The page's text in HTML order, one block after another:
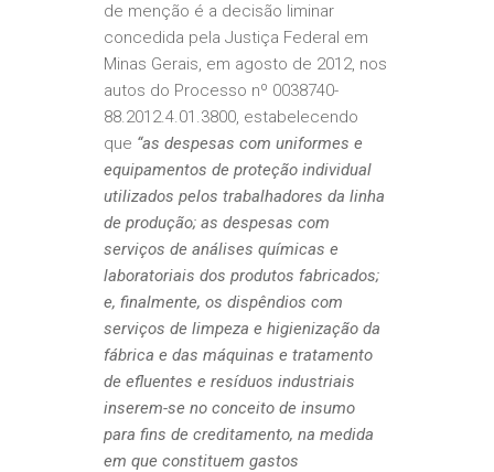
de menção é a decisão liminar
concedida pela Justiça Federal em
Minas Gerais, em agosto de 2012, nos
autos do Processo nº 0038740-
88.2012.4.01.3800, estabelecendo
que “as despesas com uniformes e
equipamentos de proteção individual
utilizados pelos trabalhadores da linha
de produção; as despesas com
serviços de análises químicas e
laboratoriais dos produtos fabricados;
e, finalmente, os dispêndios com
serviços de limpeza e higienização da
fábrica e das máquinas e tratamento
de efluentes e resíduos industriais
inserem-se no conceito de insumo
para fins de creditamento, na medida
em que constituem gastos